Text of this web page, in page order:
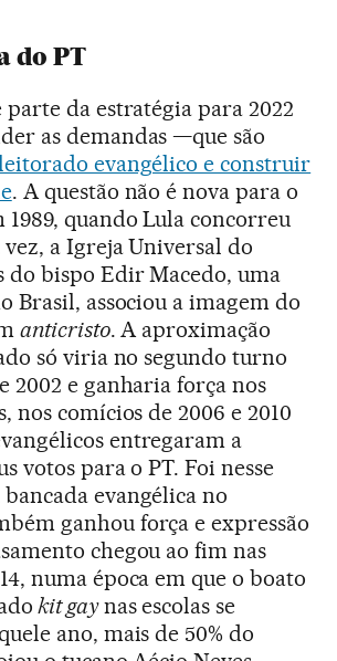
do PT
parte da estratégia para 2022
as demandas —que são
evangélico e construir
. A questão não é nova para o
1989, quando Lula concorreu
a Igreja Universal do
do bispo Edir Macedo, uma
Brasil, associou a imagem do
anticristo. A aproximação
só viria no segundo turno
2002 e ganharia força nos
nos comícios de 2006 e 2010
entregaram a
votos para o PT. Foi nesse
evangélica no
ganhou força e expressão
chegou ao fim nas
numa época em que o boato
kit gaynas escolas se
ano, mais de 50% do